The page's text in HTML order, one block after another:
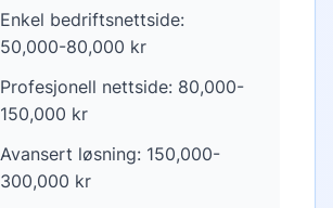
Enkel bedriftsnettside:
50,000-80,000 kr
Profesjonell nettside: 80,000-
150,000 kr
Avansert løsning: 150,000-
300,000 kr